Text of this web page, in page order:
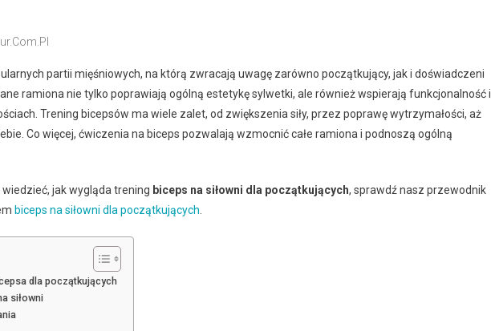
partii mięśniowych, na którą zwracają uwagę zarówno początkujący, jak i doświadczeni
ramiona nie tylko poprawiają ogólną estetykę sylwetki, ale również wspierają funkcjonalność i
Trening bicepsów ma wiele zalet, od zwiększenia siły, przez poprawę wytrzymałości, aż
Co więcej, ćwiczenia na biceps pozwalają wzmocnić całe ramiona i podnoszą ogólną
jak wygląda trening biceps na siłowni dla początkujących, sprawdź nasz przewodnik
biceps na siłowni dla początkujących.
dla początkujących
siłowni